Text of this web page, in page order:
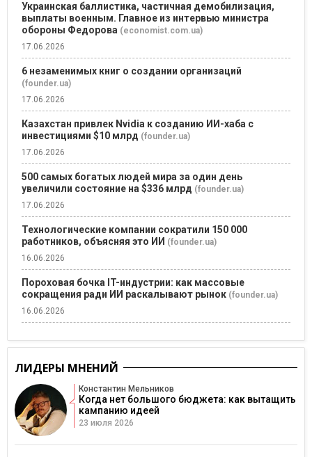
Украинская баллистика, частичная демобилизация,
выплаты военным. Главное из интервью министра
обороны Федорова (economist.com.ua)
17.06.2026
6 незаменимых книг о создании организаций
(founder.ua)
17.06.2026
Казахстан привлек Nvidia к созданию ИИ-хаба с
инвестициями $10 млрд (founder.ua)
17.06.2026
500 самых богатых людей мира за один день
увеличили состояние на $336 млрд (founder.ua)
17.06.2026
Технологические компании сократили 150 000
работников, объясняя это ИИ (founder.ua)
16.06.2026
Пороховая бочка IT-индустрии: как массовые
сокращения ради ИИ раскалывают рынок (founder.ua)
16.06.2026
ЛИДЕРЫ МНЕНИЙ
Константин Мельников
Когда нет большого бюджета: как вытащить
кампанию идеей
23 июля 2026